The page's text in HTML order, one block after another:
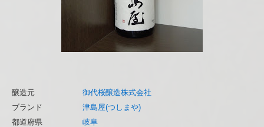
醸造元
御代桜醸造株式会社
ブランド
津島屋(つしまや)
都道府県
岐阜